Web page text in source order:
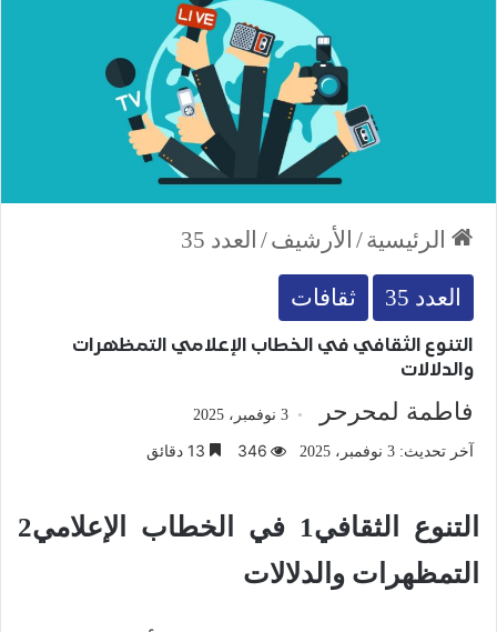
الرئيسية/ الأرشيف/ العدد 35
العدد 35 ثقافات
التنوع الثقافي في الخطاب الإعلامي التمظهرات
والدلالات
فاطمة لمحرحر 3 نوفمبر، 2025
آخر تحديث: 3 نوفمبر، 2025 346
التنوع الثقافي1 في الخطاب الإعلامي2
التمظهرات والدلالات